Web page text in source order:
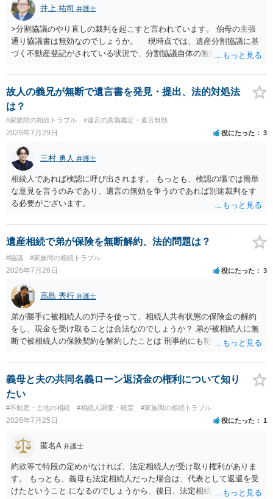
井上 祐司 弁護士
>分割協議のやり直しの裁判を起こすと言われています。 伯母の主張
通り協議書は無効なのでしょうか。 現時点では、遺産分割協議に基
づく不動産登記がされている状況で、分割協議自体の無効を裁判所が
方の訴訟の主張及び立証次第ですが、 ・御祖母様の認知能力に関する
医師の意見書、筆跡鑑定 が提出されればその効力が否定される可能性
はありますが、 ・伯母様自身が分割協議に加わっていること ・御祖母
様の意に反する遺産分割協議を行う実益が誰にあったかの立証が困難
であること からすると、実際に遺産分割協議の効力が否定される可能
性はそれほど高くない（立証のハードルは非常に高い）ということが
言えると思います。
故人の義兄が無断で遺言書を発見・提出、法的対処法
は？
#家族間の相続トラブル #遺言の真偽鑑定・遺言無効
2026年7月29日 役にたった 3
三村 勇人 弁護士
相続人であれば検認に呼び出されます。 もっとも、検認の場では簡単
な意見を言うのみであり、遺言の無効を争うのであれば別途裁判をす
る必要がございます。
遺産相続で弟が保険を無断解約、法的問題は？
#協議 #家族間の相続トラブル
2026年7月26日 役にたった 3
高島 秀行 弁護士
弟が勝手に被相続人の判子を使って、相続人共有状態の保険金の解約
をし、現金を受け取ることは合法なのでしょうか？ 弟が被相続人に無
断で被相続人の保険契約を解約したことは 刑事的にも犯罪となる可能
された書類のコピーを取得して、弁護士に面談で詳しい事情を話して
相談 されたら良いと思います。
義母と夫の共同名義ローン返済金の権利について知り
たい
#不動産・土地の相続 #相続人調査・確定 #家族間の相続トラブル
2026年7月25日 役にたった 1
匿名A 弁護士
約款等で特段の定めがなければ、法定相続人が受け取り権利がありま
す。 もっとも、義母も法定相続人だった場合は、代表として返還を受
けたということ になるのでしょうから、後日、法定相続分に基づいて